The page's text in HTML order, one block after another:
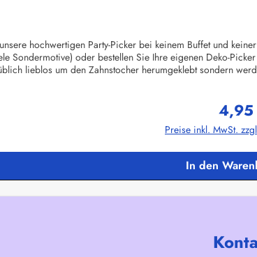
hochwertigen Party-Picker bei keinem Buffet und
Sondermotive) oder bestellen Sie Ihre eigenen Deko-
lieblos um den Zahnstocher herumgeklebt sondern
reiner Handarbeit hergestellt garantieren wir einen
Picker eingesetzt
4,95
Preise inkl. MwSt.
In den